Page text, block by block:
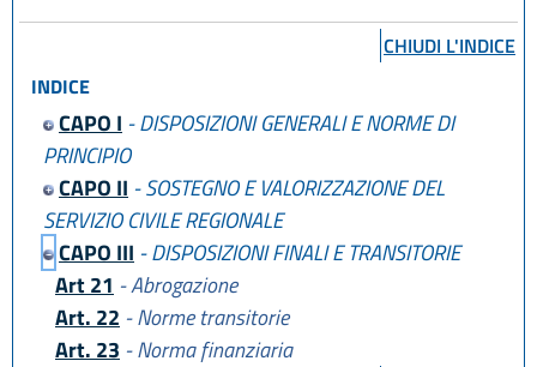
CHIUDI L'INDICE
INDICE
CAPO I - DISPOSIZIONI GENERALI E NORME DI
PRINCIPIO
CAPO II - SOSTEGNO E VALORIZZAZIONE DEL
SERVIZIO CIVILE REGIONALE
CAPO III - DISPOSIZIONI FINALI E TRANSITORIE
Art 21 - Abrogazione
Art. 22 - Norme transitorie
Art. 23 - Norma finanziaria